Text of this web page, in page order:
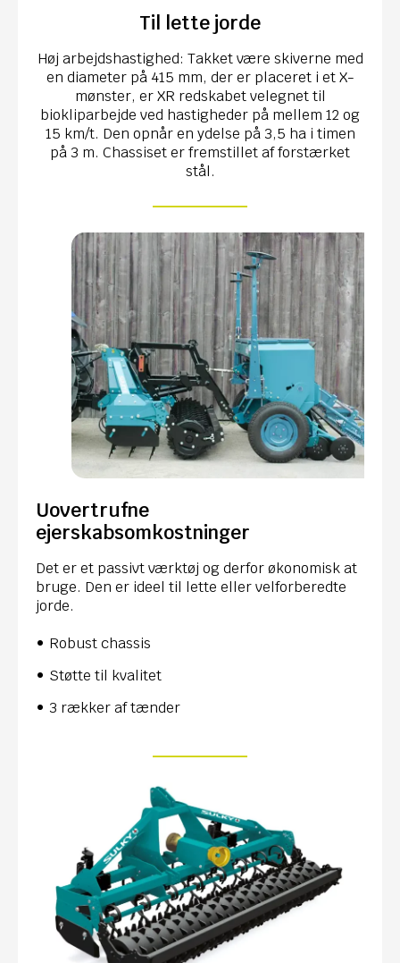
Til lette jorde
Høj arbejdshastighed: Takket være skiverne med
en diameter på 415 mm, der er placeret i et X-
mønster, er XR redskabet velegnet til
biokliparbejde ved hastigheder på mellem 12 og
15 km/t. Den opnår en ydelse på 3,5 ha i timen
på 3 m. Chassiset er fremstillet af forstærket
stål.
Uovertrufne
ejerskabsomkostninger
Det er et passivt værktøj og derfor økonomisk at
bruge. Den er ideel til lette eller velforberedte
jorde.
Robust chassis
Støtte til kvalitet
3 rækker af tænder